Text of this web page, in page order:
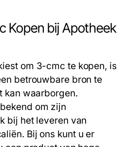
Kopen bij Apotheek
om 3-cmc te kopen, is
betrouwbare bron te
kan waarborgen.
om zijn
bij het leveren van
Bij ons kunt u er